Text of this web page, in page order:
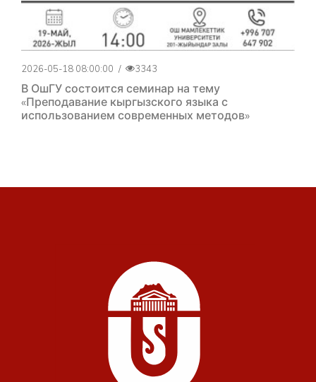
2026-05-18 08:00:00 / 3343
В ОшГУ состоится семинар на тему
«Преподавание кыргызского языка с
использованием современных методов»